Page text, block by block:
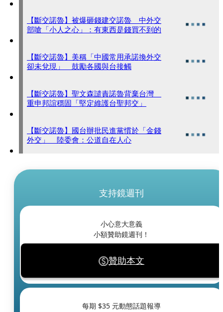
【斷交諾魯】被爆砸錢建交諾魯 中外交
部嗆「小人之心」：有東西是錢買不到的
【斷交諾魯】美稱「中國常用承諾換外交
卻未兌現」 鼓勵各國與台接觸
【斷交諾魯】聖文森譴責諾魯背棄台灣
重申邦誼穩固「堅定維護台聖邦交」
【斷交諾魯】國台辦批民進黨慣於「金錢
外交」 陸委會：公道自在人心
支持鏡週刊
小心意大意義
小額贊助鏡週刊！
贊助本文
每期 $35 元動態話題報導